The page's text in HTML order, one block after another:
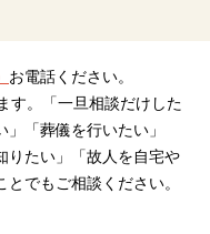
お電話ください。
す。「一旦相談だけした
「葬儀を行いたい」
りたい」「故人を自宅や
でもご相談ください。